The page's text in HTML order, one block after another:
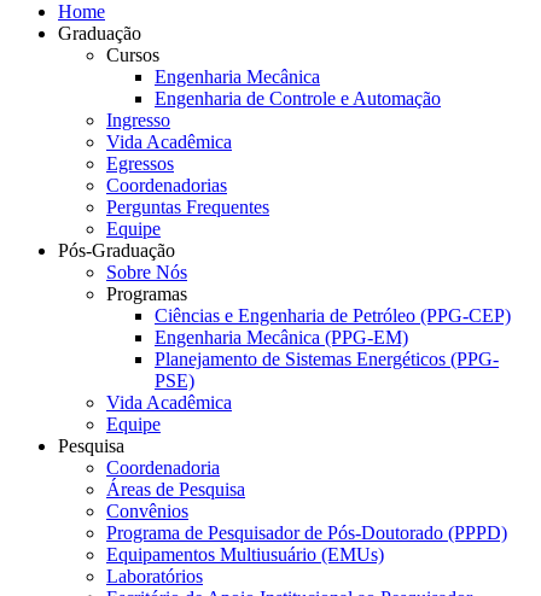
Home
Graduação
Cursos
Engenharia Mecânica
Engenharia de Controle e Automação
Ingresso
Vida Acadêmica
Egressos
Coordenadorias
Perguntas Frequentes
Equipe
Pós-Graduação
Sobre Nós
Programas
Ciências e Engenharia de Petróleo (PPG-CEP)
Engenharia Mecânica (PPG-EM)
Planejamento de Sistemas Energéticos (PPG-
PSE)
Vida Acadêmica
Equipe
Pesquisa
Coordenadoria
Áreas de Pesquisa
Convênios
Programa de Pesquisador de Pós-Doutorado (PPPD)
Equipamentos Multiusuário (EMUs)
Laboratórios